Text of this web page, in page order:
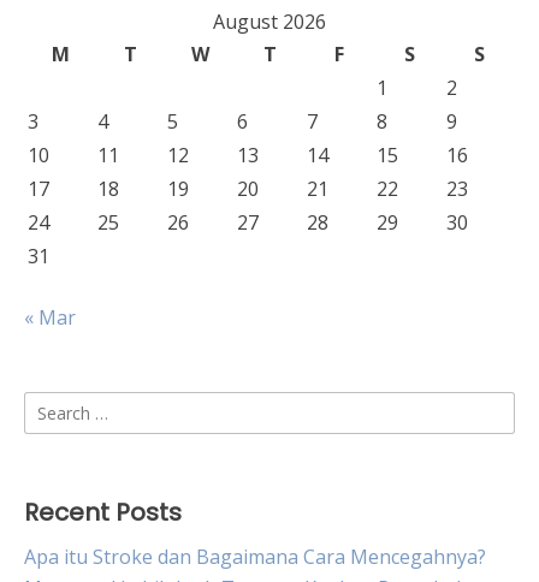
August 2026
M
T W T F S
S
1
2
3
4 5 6 7 8
9
10
11 12 13 14 15
16
17
18 19 20 21 22
23
24
25 26 27 28 29
30
31
« Mar
Search
for:
Recent Posts
Apa itu Stroke dan Bagaimana Cara Mencegahnya?